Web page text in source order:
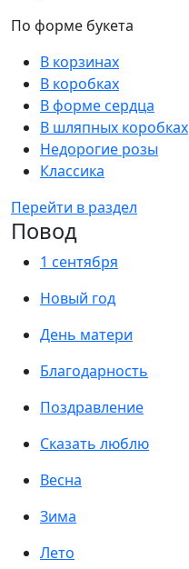
По форме букета
В корзинах
В коробках
В форме сердца
В шляпных коробках
Недорогие розы
Классика
Перейти в раздел
Повод
1 сентября
Новый год
День матери
Благодарность
Поздравление
Сказать люблю
Весна
Зима
Лето